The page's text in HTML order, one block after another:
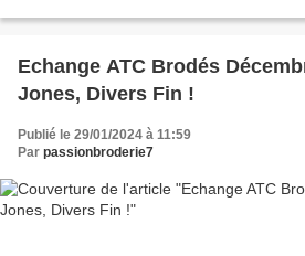
Echange ATC Brodés
Jones, Divers Fin !
Publié le 29/01/2024 à 11:59
Par passionbroderie7